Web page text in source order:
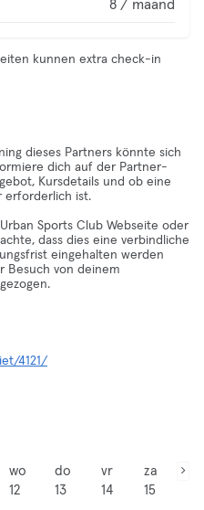
8 / maand
kunnen extra check-in
dieses Partners könnte sich
dich auf der Partner-
Kursdetails und ob eine
erforderlich ist.
Sports Club Webseite oder
dass dies eine verbindliche
eingehalten werden
Besuch von deinem
4121/
wo
12
do
13
vr
14
za
15